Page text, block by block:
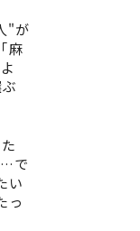
"が
麻
…で
い
っ